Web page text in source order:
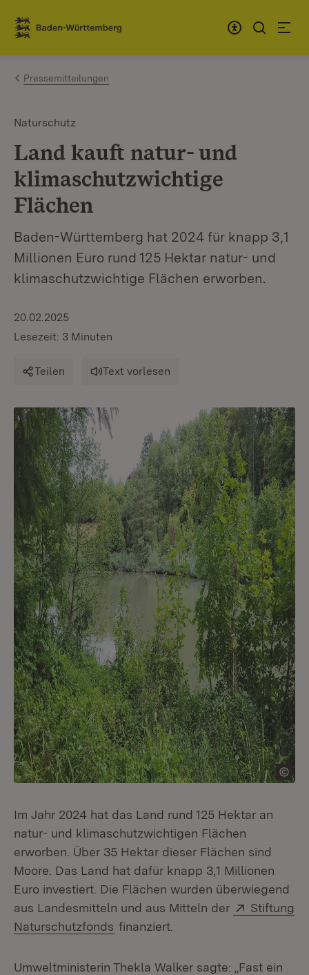
Zum Inhalt springen
Link zur Startseite
Pressemitteilungen
Naturschutz
Land kauft natur- und
klimaschutzwichtige
Flächen
Baden-Württemberg hat 2024 für knapp 3,1
Millionen Euro rund 125 Hektar natur- und
klimaschutzwichtige Flächen erworben.
20.02.2025
Lesezeit: 3 Minuten
Teilen Text vorlesen
Im Jahr 2024 hat das Land rund 125 Hektar an
natur- und klimaschutzwichtigen Flächen
erworben. Über 35 Hektar dieser Flächen sind
Moore. Das Land hat dafür knapp 3,1 Millionen
Euro investiert. Die Flächen wurden überwiegend
aus Landesmitteln und aus Mitteln der
Extern:
Stiftung
Naturschutzfonds (Öffnet in neuem Fenster)
finanziert.
Umweltministerin Thekla Walker sagte: „Fast ein